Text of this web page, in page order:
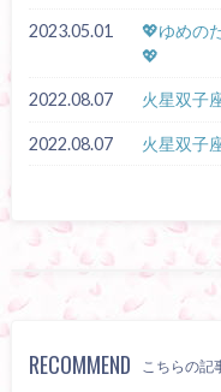
2023.05.01
💖ゆめの
💖
2022.08.07 火星双子
2022.08.07 火星双子
RECOMMEND こちらの記